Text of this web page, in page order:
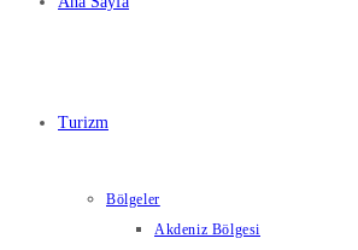
Turizm
Bölgeler
Akdeniz Bölgesi